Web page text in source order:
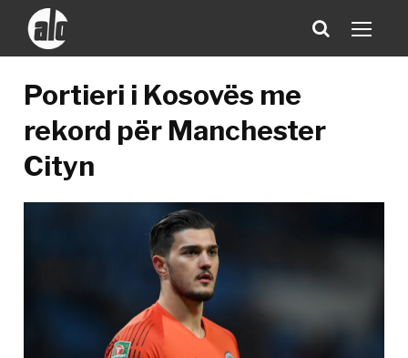
Portieri i Kosovës me
rekord për Manchester
Cityn